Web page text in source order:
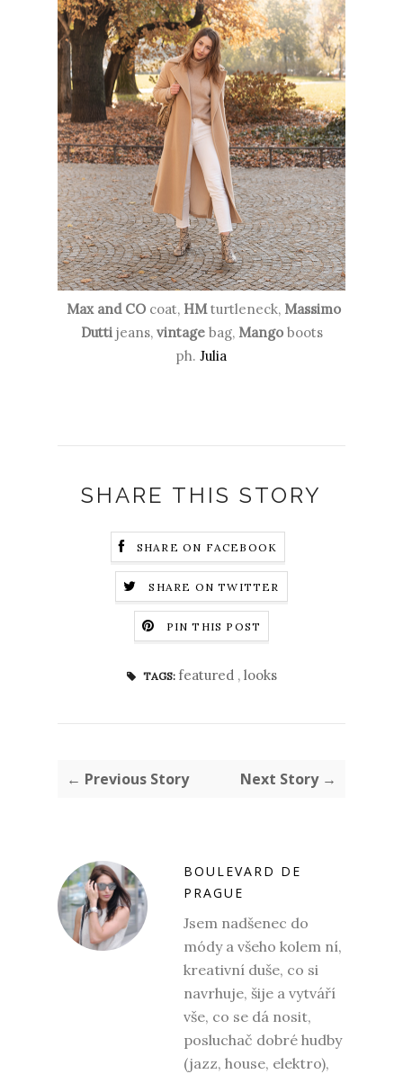
Max and COcoat, HMturtleneck, Massimo
Duttijeans, vintagebag, Mango boots
ph. Julia
SHARE THIS STORY
SHARE ON FACEBOOK
SHARE ON TWITTER
PIN THIS POST
TAGS: featured , looks
← Previous Story Next Story →
BOULEVARD DE
PRAGUE
Jsem nadšenec do
módy a všeho kolem ní,
kreativní duše, co si
navrhuje, šije a vytváří
vše, co se dá nosit,
posluchač dobré hudby
(jazz, house, elektro),